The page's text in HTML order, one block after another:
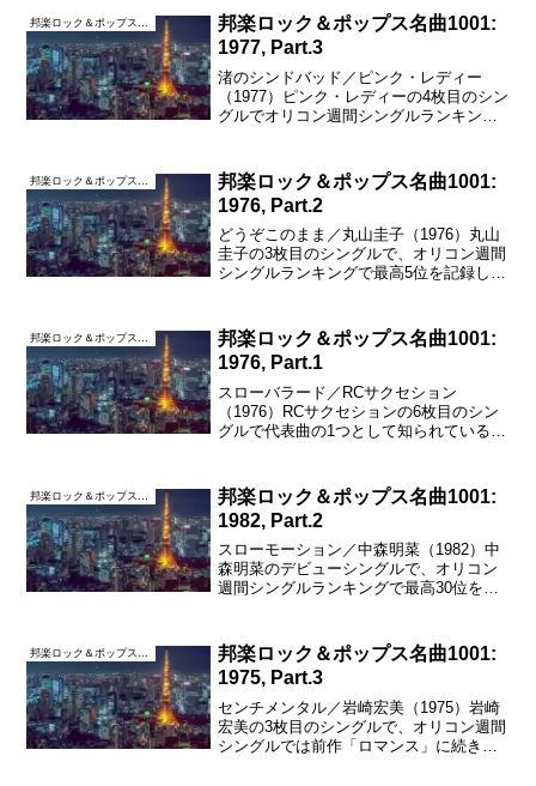
題歌に使われ大ヒットした。サビが曲の
後半に1回し...
邦楽ロック＆ポップス名曲1001
邦楽ロック＆ポップス名曲1001:
1977, Part.3
渚のシンドバッド／ピンク・レディー
（1977）ピンク・レディーの4枚目のシン
グルでオリコン週間シングルランキング
グでも森田公一とトップギャラン「青春
時代」を抑え...
邦楽ロック＆ポップス名曲1001:
1976, Part.2
どうぞこのまま／丸山圭子（1976）丸山
圭子の3枚目のシングルで、オリコン週間
シングルランキングで最高5位を記録し
れるニック・デカロ「イタリアン・グラ
フィティ」をも参...
邦楽ロック＆ポップス名曲1001
邦楽ロック＆ポップス名曲1001:
1976, Part.1
スローバラード／RCサクセション
（1976）RCサクセションの6枚目のシン
グルで代表曲の1つとして知られている
ジャーの独立にまつわる騒動に巻き込ま
れ、不当に干されていた...
邦楽ロック＆ポップス名曲1001:
1982, Part.2
スローモーション／中森明菜（1982）中
森明菜のデビューシングルで、オリコン
週間シングルランキングで最高30位を記
こ）」というよく分からないものであっ
た。「出逢いはスローモ...
邦楽ロック＆ポップス名曲1001
邦楽ロック＆ポップス名曲1001:
1975, Part.3
センチメンタル／岩崎宏美（1975）岩崎
宏美の3枚目のシングルで、オリコン週間
シングルでは前作「ロマンス」に続き、2